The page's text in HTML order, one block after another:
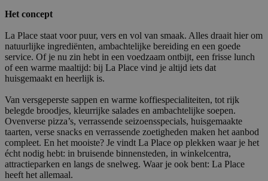
Het concept
La Place staat voor puur, vers en vol van smaak. Alles draait hier om
natuurlijke ingrediënten, ambachtelijke bereiding en een goede
service. Of je nu zin hebt in een voedzaam ontbijt, een frisse lunch
of een warme maaltijd: bij La Place vind je altijd iets dat
huisgemaakt en heerlijk is.
Van versgeperste sappen en warme koffiespecialiteiten, tot rijk
belegde broodjes, kleurrijke salades en ambachtelijke soepen.
Ovenverse pizza’s, verrassende seizoensspecials, huisgemaakte
taarten, verse snacks en verrassende zoetigheden maken het aanbod
compleet. En het mooiste? Je vindt La Place op plekken waar je het
écht nodig hebt: in bruisende binnensteden, in winkelcentra,
attractieparken en langs de snelweg. Waar je ook bent: La Place
heeft het allemaal.